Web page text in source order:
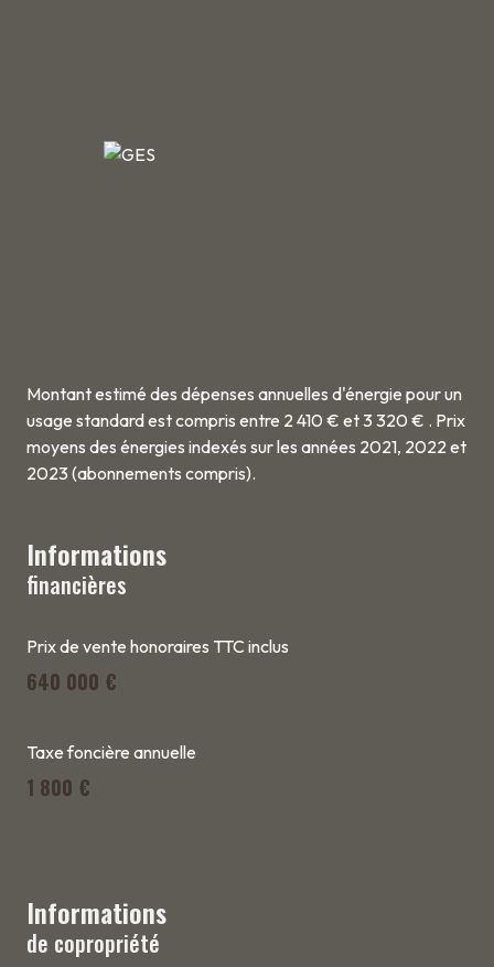
Montant estimé des dépenses annuelles d'énergie pour un
usage standard est compris entre 2 410 € et 3 320 € . Prix
moyens des énergies indexés sur les années 2021, 2022 et
2023 (abonnements compris).
Informations
financières
Prix de vente honoraires TTC inclus
640 000 €
Taxe foncière annuelle
1 800 €
Informations
de copropriété